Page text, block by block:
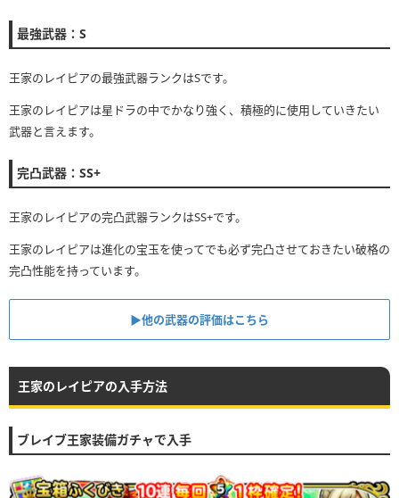
最強武器：S
王家のレイピアの最強武器ランクはSです。
王家のレイピアは星ドラの中でかなり強く、積極的に使用していきたい
武器と言えます。
完凸武器：SS+
王家のレイピアの完凸武器ランクはSS+です。
王家のレイピアは進化の宝玉を使ってでも必ず完凸させておきたい破格の
完凸性能を持っています。
▶︎他の武器の評価はこちら
王家のレイピアの入手方法
ブレイブ王家装備ガチャで入手